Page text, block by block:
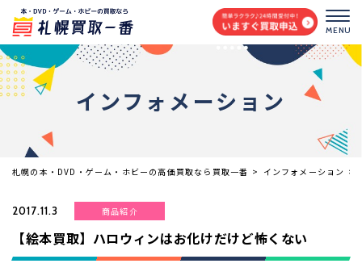
MENU
インフォメーション
札幌の本・DVD・ゲーム・ホビーの高価買取なら買取一番 > インフォメーション >
2017.11.3 商品紹介
【絵本買取】ハロウィンはお化けだけど怖くない